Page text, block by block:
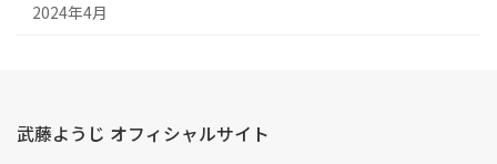
2024年4月
武藤ようじ オフィシャルサイト